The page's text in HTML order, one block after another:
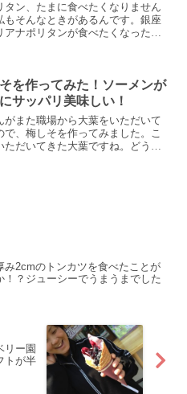
タン、たまに食べたくなりません
もそんなときがあるんです。銀座
アナポリタンが食べたくなったら
と分かりづらいかも...
を作ってみた！ソーメンが
サッパリ美味しい！
がまた職場から大葉をいただいて
で、梅しそを作ってみました。こ
ただいてきた大葉ですね。どうも
み2cmのトンカツを食べたことが
！？ジューシーでうまうまでした
リー園
トが半